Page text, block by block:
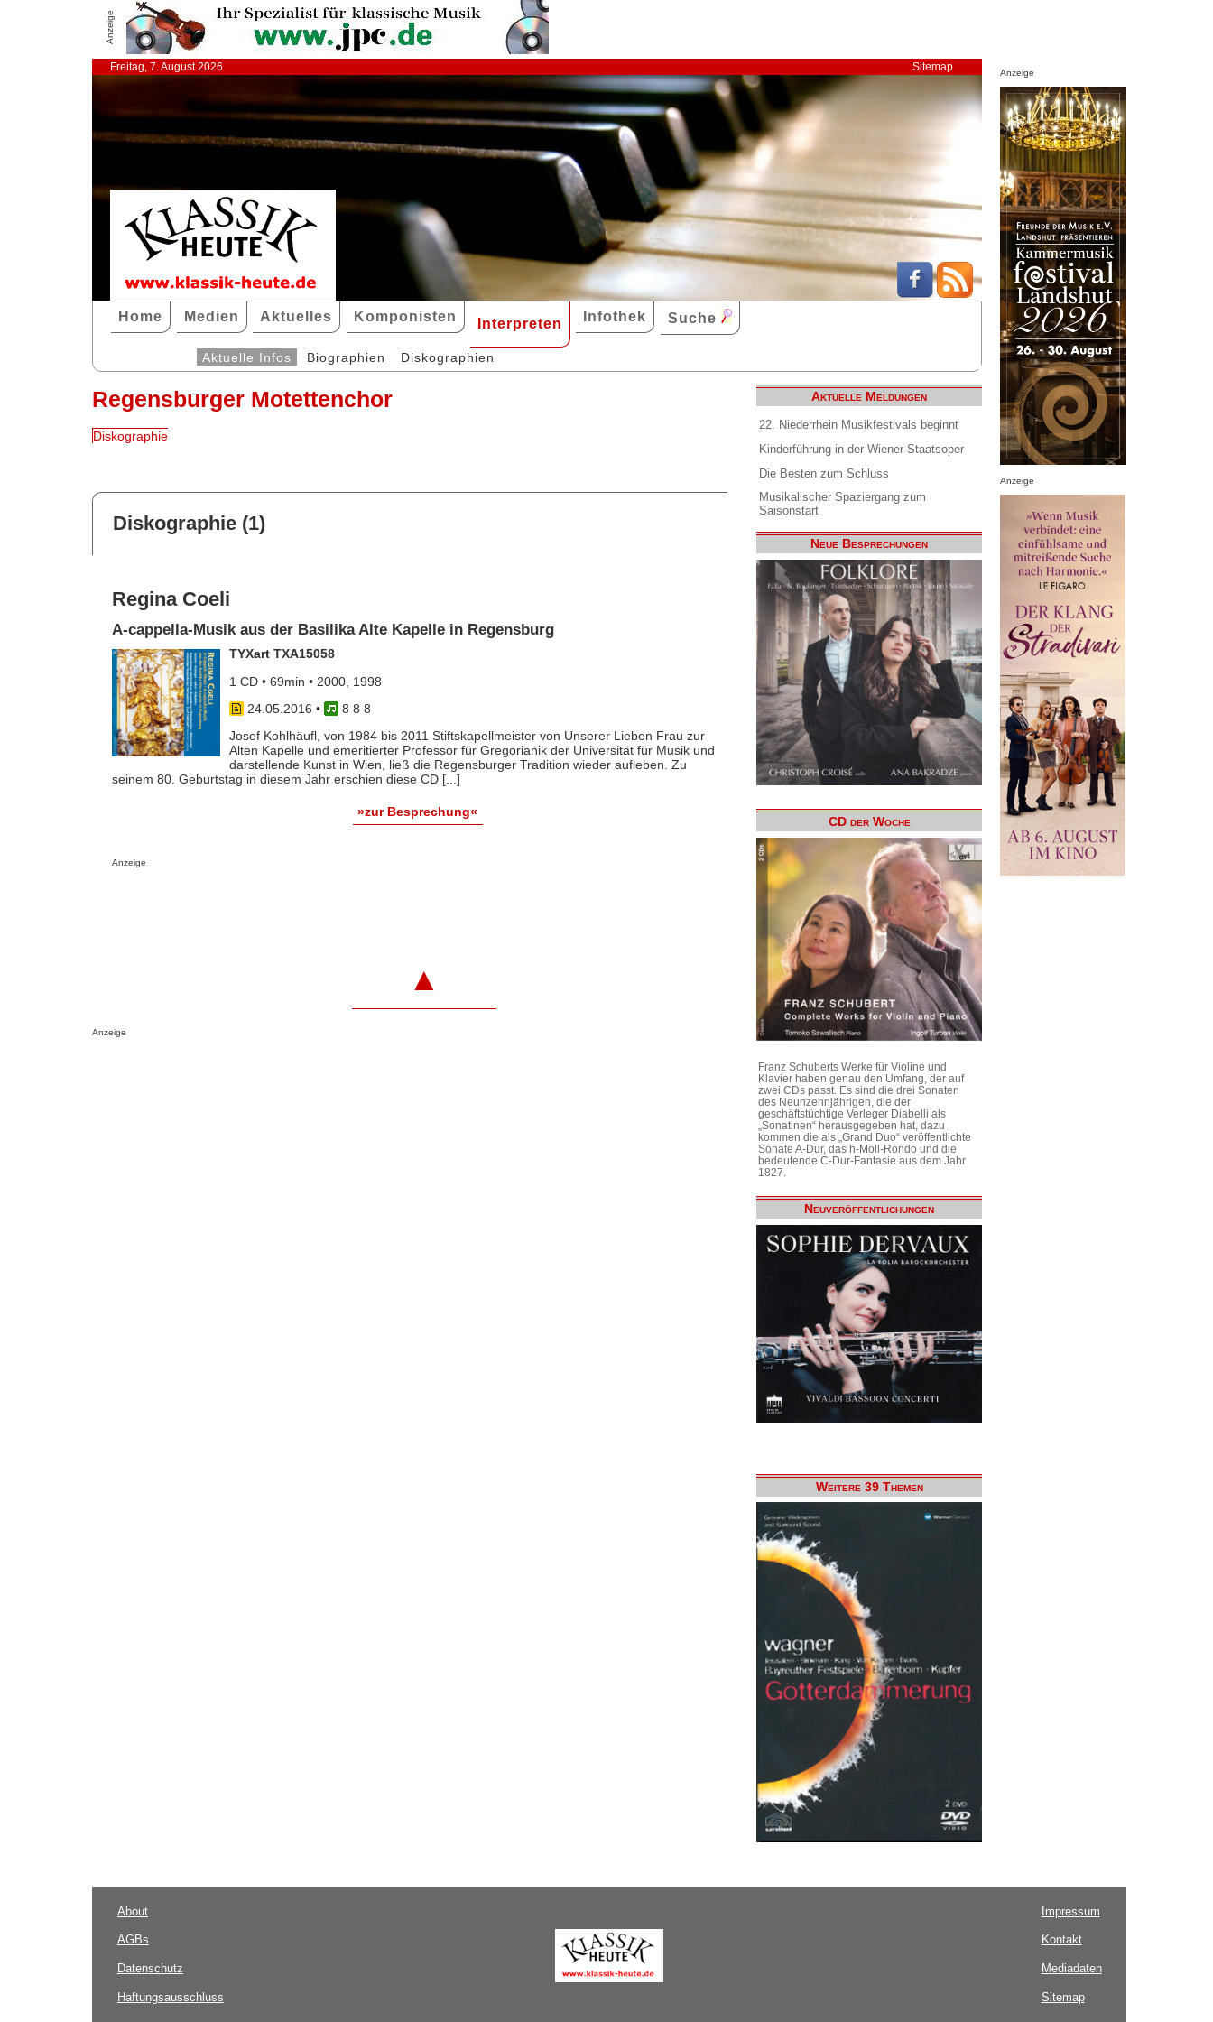
Anzeige
Freitag, 7. August 2026 Sitemap
Home Medien Aktuelles Komponisten Interpreten Infothek Suche
Aktuelle Infos Biographien Diskographien
Regensburger Motettenchor
Diskographie
Diskographie (1)
Regina Coeli
A-cappella-Musik aus der Basilika Alte Kapelle in Regensburg
TYXart TXA15058
1 CD • 69min • 2000, 1998
24.05.2016 •
8 8 8
Josef Kohlhäufl, von 1984 bis 2011 Stiftskapellmeister von Unserer Lieben Frau zur
Alten Kapelle und emeritierter Professor für Gregorianik der Universität für Musik und
darstellende Kunst in Wien, ließ die Regensburger Tradition wieder aufleben. Zu
seinem 80. Geburtstag in diesem Jahr erschien diese CD [...]
»zur Besprechung«
Anzeige
▲
Anzeige
Aktuelle Meldungen
22. Niederrhein Musikfestivals beginnt
Kinderführung in der Wiener Staatsoper
Die Besten zum Schluss
Musikalischer Spaziergang zum
Saisonstart
Neue Besprechungen
CD der Woche
Franz Schuberts Werke für Violine und
Klavier haben genau den Umfang, der auf
zwei CDs passt. Es sind die drei Sonaten
des Neunzehnjährigen, die der
geschäftstüchtige Verleger Diabelli als
„Sonatinen“ herausgegeben hat, dazu
kommen die als „Grand Duo“ veröffentlichte
Sonate A-Dur, das h-Moll-Rondo und die
bedeutende C-Dur-Fantasie aus dem Jahr
1827.
Neuveröffentlichungen
Weitere 39 Themen
Anzeige
Anzeige
About
AGBs
Datenschutz
Haftungsausschluss
Impressum
Kontakt
Mediadaten
Sitemap